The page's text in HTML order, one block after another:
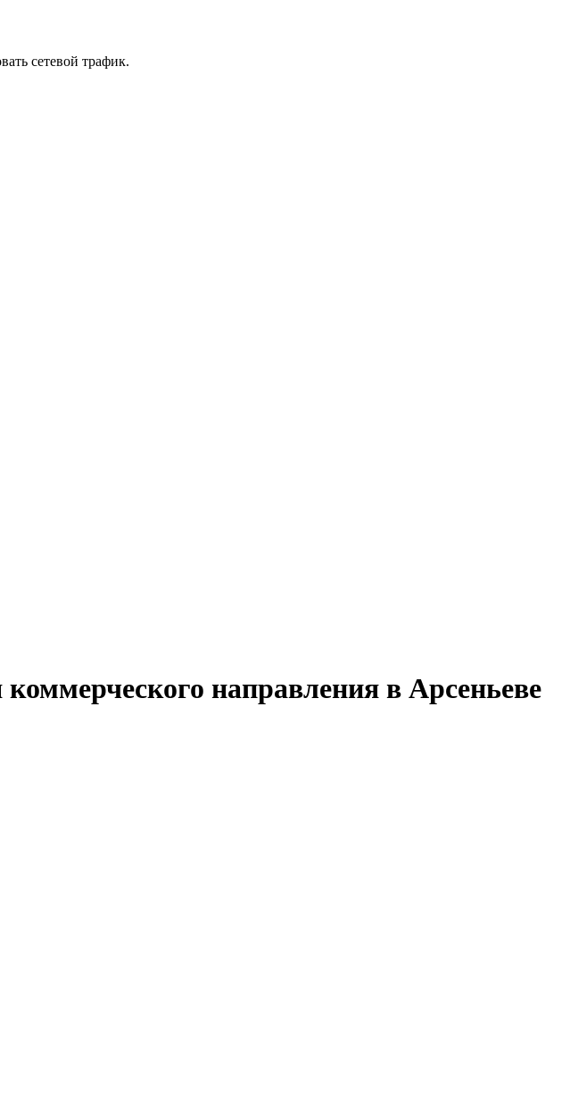
сетевой трафик.
направления в Арсеньеве